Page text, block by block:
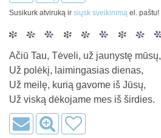
Susikurk atviruką ir siųsk sveikinimą el. paštu!
Ačiū Tau, Tėveli, už jaunystę mūsų,
Už polėkį, laimingasias dienas,
Už meilę, kurią gavome iš Jūsų,
Už viską dėkojame mes iš širdies.